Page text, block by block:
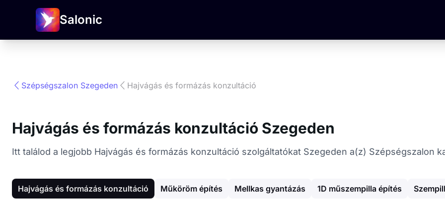
Salonic
Szépségszalon Szegeden Hajvágás és formázás konzultáció
Hajvágás és formázás konzultáció Szegeden
Itt találod a legjobb Hajvágás és formázás konzultáció szolgáltatókat Szegeden a(z) Szépségszalon
Hajvágás és formázás konzultáció Műköröm építés Mellkas gyantázás 1D műszempilla építés